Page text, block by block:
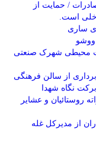
/ حمایت از
است.
ساری
ووشو
محیطی شهرک صنعتی
/ بهره برداری از سالن فرهنگی
نگاه شهدا
روستائیان و عشایر
از مدیرکل غله